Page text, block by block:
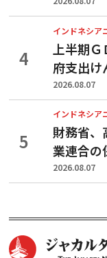
インドネシア
上半期
府支出け
2026.08.07
インドネシア
財務省、
業連合の
2026.08.07